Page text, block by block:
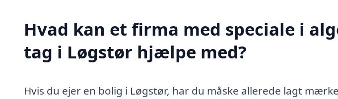
Hvad kan et firma med speciale i
tag i Løgstør hjælpe med?
Hvis du ejer en bolig i Løgstør, har du måske allerede lagt